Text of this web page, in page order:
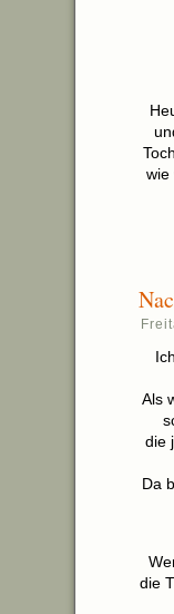
wie
Als
die
Da
die